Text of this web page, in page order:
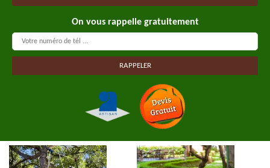
On vous rappelle gratuitement